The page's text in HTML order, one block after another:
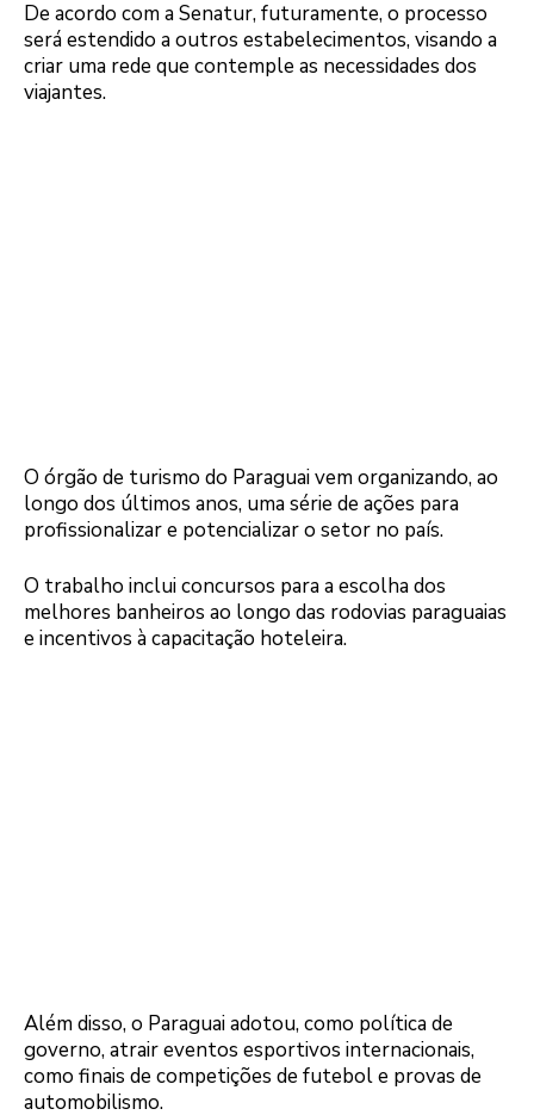
De acordo com a Senatur, futuramente, o processo
será estendido a outros estabelecimentos, visando a
criar uma rede que contemple as necessidades dos
viajantes.
O órgão de turismo do Paraguai vem organizando, ao
longo dos últimos anos, uma série de ações para
profissionalizar e potencializar o setor no país.
O trabalho inclui concursos para a escolha dos
melhores banheiros ao longo das rodovias paraguaias
e incentivos à capacitação hoteleira.
Além disso, o Paraguai adotou, como política de
governo, atrair eventos esportivos internacionais,
como finais de competições de futebol e provas de
automobilismo.